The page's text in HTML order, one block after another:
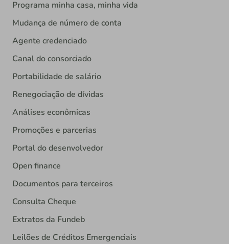
Programa minha casa, minha vida
Mudança de número de conta
Agente credenciado
Canal do consorciado
Portabilidade de salário
Renegociação de dívidas
Análises econômicas
Promoções e parcerias
Portal do desenvolvedor
Open finance
Documentos para terceiros
Consulta Cheque
Extratos da Fundeb
Leilões de Créditos Emergenciais